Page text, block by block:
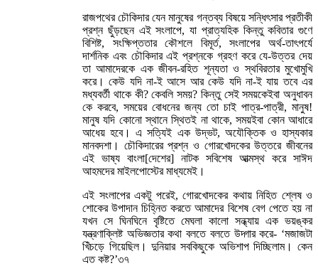
রাজপথের চৌকিদার যেন মানুষের গন্তব্য বিষয়ে সন্ধিৎসার প্রতীকী
প্রশ্ন ছুঁড়ছেন এই সংলাপে, যা প্রাত্যহিক কিন্তু কবিতার গুণে
বিশিষ্ট, সংক্ষিপ্ততার কৌশলে বিমূর্ত, সংলাপের অর্থ-তাৎপর্যে
দার্শনিক এবং চৌকিদার এই প্রশ্নকে গ্রহণ করে যে-উত্তর দেয়
তা আমাদেরকে এক জীবন-রহিত শূন্যতা ও স্থবিরতার মুখোমুখি
করে। কেউ যদি না-ই আসে আর কেউ যদি না-ই যায় তবে এর
মধ্যবর্তী থাকে কী? কেবলি সময়? কিন্তু সেই সময়কেইবা অনুধাবন
কে করবে, সময়ের বোধনের জন্য তো চাই পাত্র-পাত্রী, মানুষ!
মানুষ যদি কোনো স্থানে স্থিতই না থাকে, সময়ইবা কোন আধারে
আধেয় হবে। এ সত্যিই এক উদ্ভট, অযৌক্তিক ও হাস্যকার
মানবদশা। চৌকিদারের প্রশ্ন ও গোরখোদকের উত্তরে জীবনের
এই ভাষ্য বাংলা[দেশের] নাটক সবিশেষ আত্মস্থ করে সাঈদ
আহমদের মাইলপোস্টের মাধ্যমেই।
এই সংলাপের একটু পরেই, গোরখোদকের কথায় নিহিত শ্লেষ ও
শোকের উপাদান চিহ্নিত করতে আমাদের বিশেষ বেগ পেতে হয় না
যখন সে ঘিনঘিনে বৃষ্টিতে মেঘলা কালো সন্ধ্যায় এক ভয়ঙ্কর
যন্ত্রণাক্লিষ্ট অভিজ্ঞতার কথা বলতে বলতে উদ্গার করে- ‘মজাজটা
খিঁচড়ে গিয়েছিল। দুনিয়ার সবকিছুকে অভিশাপ দিচ্ছিলাম। কেন
এত কষ্ট?’৩৭